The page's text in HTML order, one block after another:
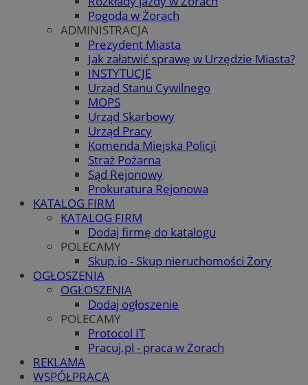
Pogoda w Żorach
ADMINISTRACJA
Prezydent Miasta
Jak załatwić sprawę w Urzędzie Miasta?
INSTYTUCJE
Urząd Stanu Cywilnego
MOPS
Urząd Skarbowy
Urząd Pracy
Komenda Miejska Policji
Straż Pożarna
Sąd Rejonowy
Prokuratura Rejonowa
KATALOG FIRM
KATALOG FIRM
Dodaj firmę do katalogu
POLECAMY
Skup.io - Skup nieruchomości Żory
OGŁOSZENIA
OGŁOSZENIA
Dodaj ogłoszenie
POLECAMY
Protocol IT
Pracuj.pl - praca w Żorach
REKLAMA
WSPÓŁPRACA